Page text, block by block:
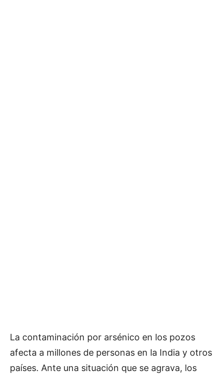
La contaminación por arsénico en los pozos
afecta a millones de personas en la India y otros
países. Ante una situación que se agrava, los